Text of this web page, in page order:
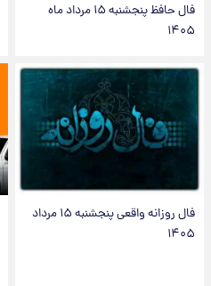
فال حافظ پنجشنبه ۱۵ مرداد ماه
۱۴۰۵
فال روزانه واقعی پنجشنبه ۱۵ مرداد
۱۴۰۵